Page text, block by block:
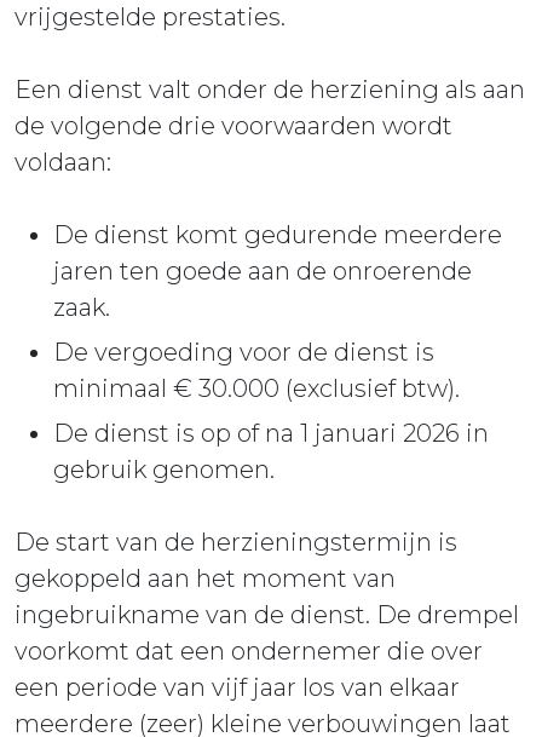
vrijgestelde prestaties.
Een dienst valt onder de herziening als aan
de volgende drie voorwaarden wordt
voldaan:
De dienst komt gedurende meerdere
jaren ten goede aan de onroerende
zaak.
De vergoeding voor de dienst is
minimaal € 30.000 (exclusief btw).
De dienst is op of na 1 januari 2026 in
gebruik genomen.
De start van de herzieningstermijn is
gekoppeld aan het moment van
ingebruikname van de dienst. De drempel
voorkomt dat een ondernemer die over
een periode van vijf jaar los van elkaar
meerdere (zeer) kleine verbouwingen laat